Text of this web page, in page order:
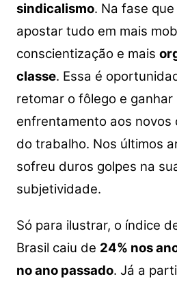
sindicalismo. Na fase
apostar tudo em mais
conscientização e mais
classe. Essa é
retomar o fôlego e
enfrentamento aos novos
do trabalho. Nos últimos
sofreu duros golpes na
subjetividade.
Só para ilustrar, o índice
Brasil caiu de 24% nos
no ano passado. Já a